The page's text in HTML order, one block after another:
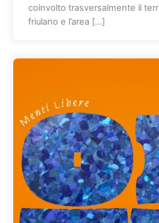
coinvolto trasversalmente il
friulano e l’area […]